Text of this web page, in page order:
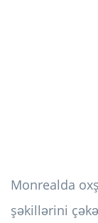
Monrealda
şəkillərini